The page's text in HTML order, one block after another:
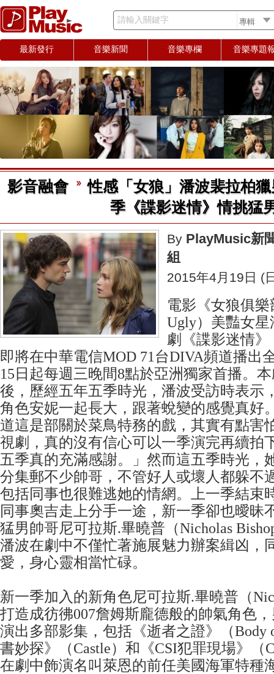
請輸入關鍵字
最新發行 音樂新聞 音樂專欄 音樂專題
影音融會
性感「女狼」潘波裴拉柏
季《諜影迷情》情挑猛
By PlayMusic新
組
2015年4月19日 (
電影《女狼俱樂
Ugly）美豔女
劇《諜影迷情》
即將在中華電信MOD 71台DIVA頻道播出
15日起每週三晚間8點於亞洲獨家首播。
後，歷經五年五季時光，潘波受訪時表示
角色安妮一起長大，跟著蛻變的感覺真好
道這是部關於菜鳥特務的戲，其實有點害
視劇，真的沒有信心可以一季演完再續拍
五季真的充滿感謝。」然而這五季時光，
分集郵不少帥哥，不管好人或壞人都躲不
包括同事也很難逃她的情網。上一季結束
同事奧吉走上分手一途，新一季卻也曖昧
猛男帥哥尼可拉斯.畢曉普（Nicholas
潘波在劇中不僅忙著施展魅力辦案緝凶，
愛，身心靈相當忙碌。
新一季加入的新角色尼可拉斯.畢曉普（
打造成彷彿007詹姆斯龐德般的帥氣角色
演出多部影集，包括《逝者之證》（Body
書妙探》（Castle）和《CSI犯罪現場》（
在劇中飾演名叫萊恩的前任美國海軍特種